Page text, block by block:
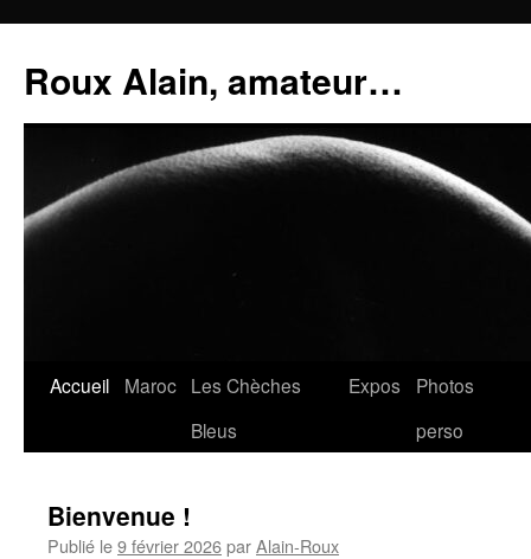
contenu
Roux Alain, amateur…
Accueil Maroc Les Chèches
Bleus
Expos
Photos
perso
Bienvenue !
Publié le9 février 2026parAlain-Roux